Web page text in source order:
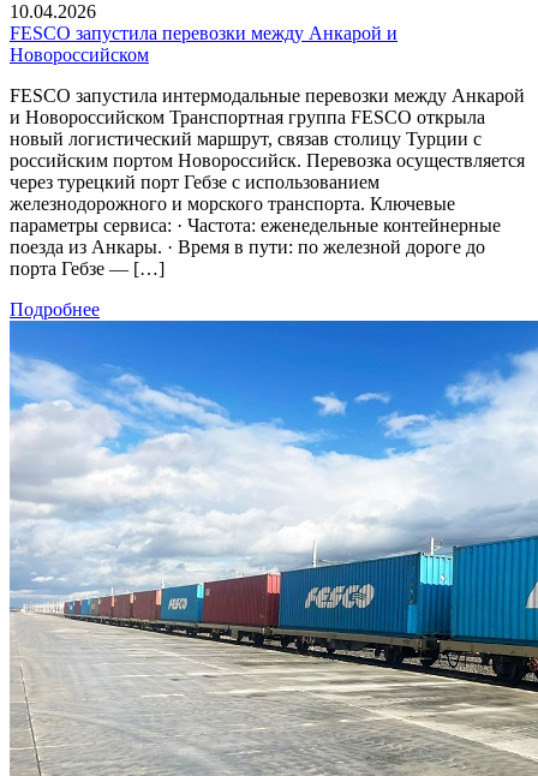
10.04.2026
FESCO запустила перевозки между Анкарой и
Новороссийском
FESCO запустила интермодальные перевозки между Анкарой
и Новороссийском Транспортная группа FESCO открыла
новый логистический маршрут, связав столицу Турции с
российским портом Новороссийск. Перевозка осуществляется
через турецкий порт Гебзе с использованием
железнодорожного и морского транспорта. Ключевые
параметры сервиса: · Частота: еженедельные контейнерные
поезда из Анкары. · Время в пути: по железной дороге до
порта Гебзе — […]
Подробнее